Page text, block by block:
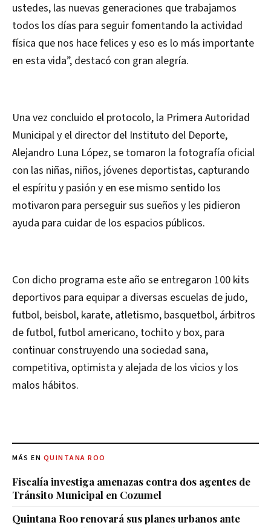
ustedes, las nuevas generaciones que trabajamos
todos los días para seguir fomentando la actividad
física que nos hace felices y eso es lo más importante
en esta vida”, destacó con gran alegría.
Una vez concluido el protocolo, la Primera Autoridad
Municipal y el director del Instituto del Deporte,
Alejandro Luna López, se tomaron la fotografía oficial
con las niñas, niños, jóvenes deportistas, capturando
el espíritu y pasión y en ese mismo sentido los
motivaron para perseguir sus sueños y les pidieron
ayuda para cuidar de los espacios públicos.
Con dicho programa este año se entregaron 100 kits
deportivos para equipar a diversas escuelas de judo,
futbol, beisbol, karate, atletismo, basquetbol, árbitros
de futbol, futbol americano, tochito y box, para
continuar construyendo una sociedad sana,
competitiva, optimista y alejada de los vicios y los
malos hábitos.
MÁS EN QUINTANA ROO
Fiscalía investiga amenazas contra dos agentes de
Tránsito Municipal en Cozumel
Quintana Roo renovará sus planes urbanos ante